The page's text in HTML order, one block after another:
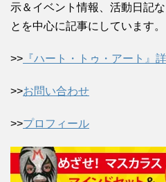
示＆イベント情報、活動日記
とを中心に記事にしています。
>> 『ハート・トゥ・アート』
>>お問い合わせ
>>プロフィール